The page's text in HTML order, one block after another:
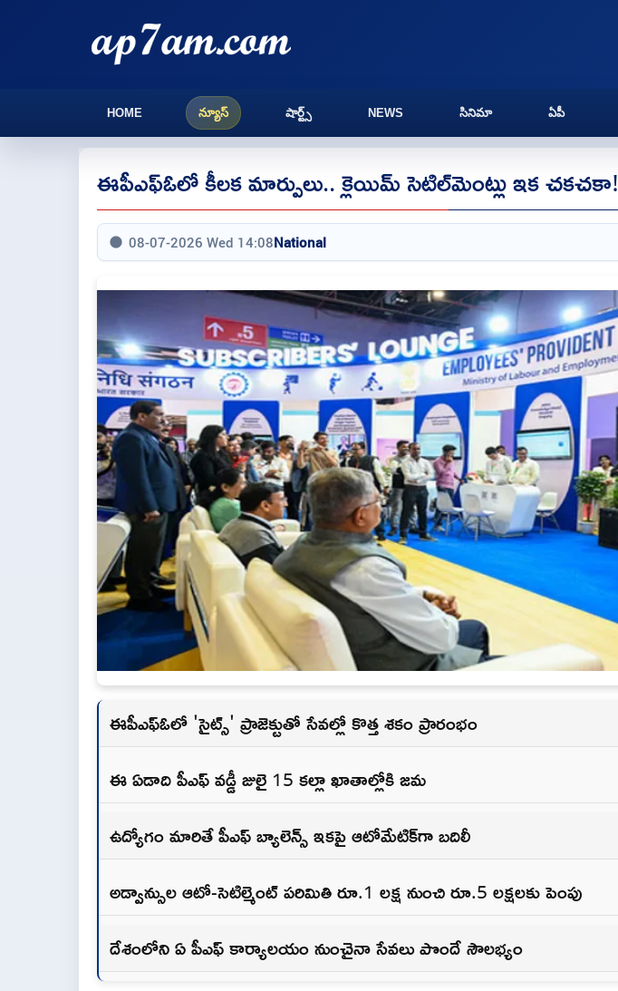
HOME న్యూస్ షార్ట్స్ NEWS సినిమా ఏపీ
ఈపీఎఫ్ఓలో కీలక మార్పులు.. క్లెయిమ్ సెటిల్‌మెంట్లు ఇక చకచకా!
08-07-2026 Wed 14:08National
ఈపీఎఫ్ఓలో 'సైట్స్' ప్రాజెక్టుతో సేవల్లో కొత్త శకం ప్రారంభం
ఈ ఏడాది పీఎఫ్ వడ్డీ జులై 15 కల్లా ఖాతాల్లోకి జమ
ఉద్యోగం మారితే పీఎఫ్ బ్యాలెన్స్ ఇకపై ఆటోమేటిక్‌గా బదిలీ
అడ్వాన్సుల ఆటో-సెటిల్మెంట్ పరిమితి రూ.1 లక్ష నుంచి రూ.5 లక్షలకు పెంపు
దేశంలోని ఏ పీఎఫ్ కార్యాలయం నుంచైనా సేవలు పొందే సౌలభ్యం